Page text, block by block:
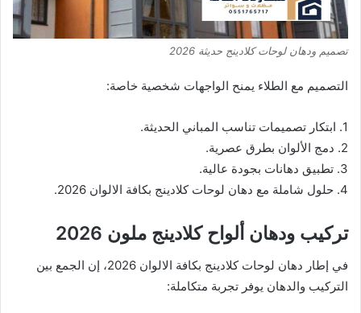
تصميم ودهان لوحات كلادينج حديثة 2026
التصميم مع الطلاء يمنح الواجهات شخصية خاصة:
1. ابتكار تصميمات تناسب المباني الحديثة.
2. دمج الألوان بطرق عصرية.
3. تطبيق دهانات بجودة عالية.
4. حلول شاملة مع دهان لوحات كلادينج بكافة الالوان 2026.
تركيب ودهان ألواح كلادينج ملون 2026
في إطار دهان لوحات كلادينج بكافة الالوان 2026، إن الجمع بين
التركيب والدهان يوفر تجربة متكاملة: